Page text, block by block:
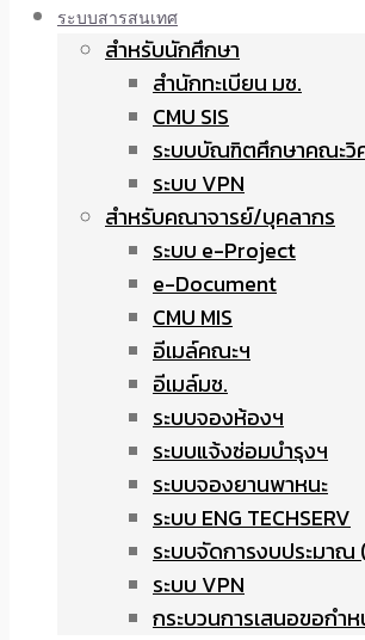
ระบบสารสนเทศ
สำหรับนักศึกษา
สำนักทะเบียน มช.
CMU SIS
ระบบบัณฑิตศึกษาคณะวิ
ระบบ VPN
สำหรับคณาจารย์/บุคลากร
ระบบ e-Project
e-Document
CMU MIS
อีเมล์คณะฯ
อีเมล์มช.
ระบบจองห้องฯ
ระบบแจ้งซ่อมบำรุงฯ
ระบบจองยานพาหนะ
ระบบ ENG TECHSERV
ระบบจัดการงบประมาณ
ระบบ VPN
กระบวนการเสนอขอกำ